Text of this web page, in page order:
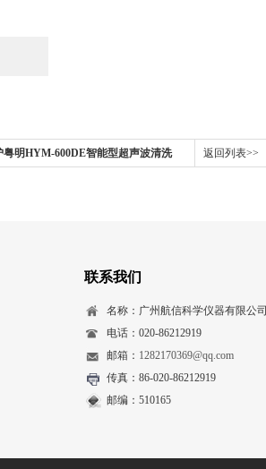
粤明HYM-600DE智能型超声波清洗 返回列表>>
联系我们
名称：广州航信科学仪器有限公司
电话：020-86212919
邮箱： 1282170369@qq.com
传真：86-020-86212919
邮编：510165